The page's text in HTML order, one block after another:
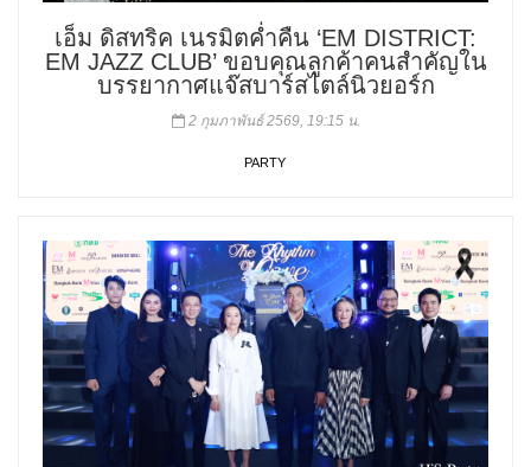
เอ็ม ดิสทริค เนรมิตค่ำคืน ‘EM DISTRICT:
EM JAZZ CLUB’ ขอบคุณลูกค้าคนสำคัญใน
บรรยากาศแจ๊สบาร์สไตล์นิวยอร์ก
2 กุมภาพันธ์ 2569, 19:15 น.
PARTY